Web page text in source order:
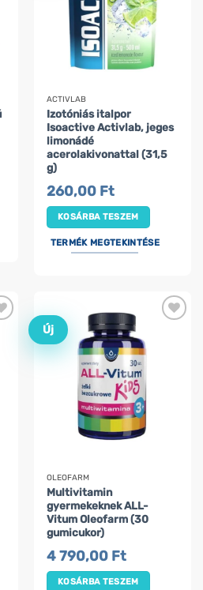
ACTIVLAB
Izotóniás italpor
Isoactive Activlab, jeges
limonádé
acerolakivonattal (31,5
g)
260,00 Ft
KOSÁRBA TESZEM
TERMÉK MEGTEKINTÉSE
Új
OLEOFARM
Multivitamin
gyermekeknek ALL-
Vitum Oleofarm (30
gumicukor)
4 790,00 Ft
KOSÁRBA TESZEM